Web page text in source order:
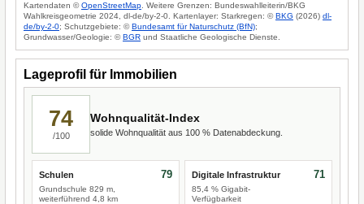
Kartendaten ©OpenStreetMap . Weitere Grenzen: Bundeswahlleiterin/BKG
Wahlkreisgeometrie 2024, dl-de/by-2-0. Kartenlayer: Starkregen: ©BKG (2026) dl-
de/by-2-0; Schutzgebiete: ©Bundesamt für Naturschutz (BfN);
Grundwasser/Geologie: ©BGR und Staatliche Geologische Dienste.
Lageprofil für Immobilien
74
/100
Wohnqualität-Index
solide Wohnqualität aus 100 % Datenabdeckung.
Schulen
Grundschule 829 m,
weiterführend 4,8 km
79 Digitale Infrastruktur
85,4 % Gigabit-
Verfügbarkeit
71